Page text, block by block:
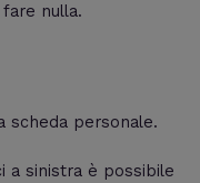
nulla.
scheda personale.
a sinistra è possibile